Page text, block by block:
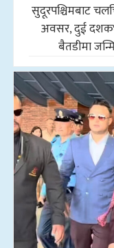
सुदूरपश्चिमबाट
अवसर, दुई
बैतडीमा